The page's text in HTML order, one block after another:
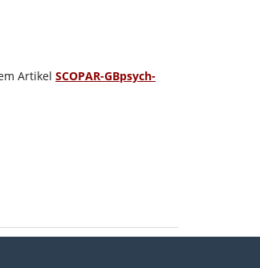
Artikel SCOPAR-GBpsych-